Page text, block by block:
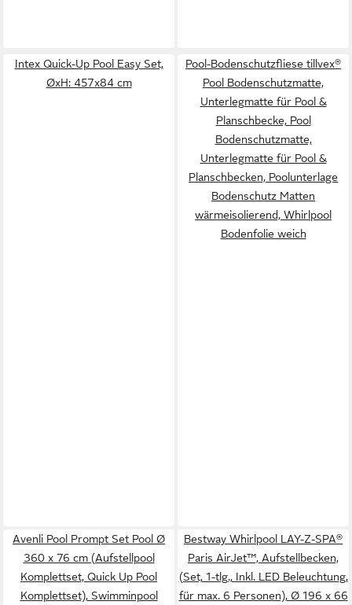
Intex Quick-Up Pool Easy Set,
ØxH: 457x84 cm
Pool-Bodenschutzfliese tillvex®
Pool Bodenschutzmatte,
Unterlegmatte für Pool &
Planschbecke, Pool
Bodenschutzmatte,
Unterlegmatte für Pool &
Planschbecken, Poolunterlage
Bodenschutz Matten
wärmeisolierend, Whirlpool
Bodenfolie weich
Avenli Pool Prompt Set Pool Ø
360 x 76 cm (Aufstellpool
Komplettset, Quick Up Pool
Komplettset), Swimminpool
Bestway Whirlpool LAY-Z-SPA®
Paris AirJet™, Aufstellbecken,
(Set, 1-tlg., Inkl. LED Beleuchtung,
für max. 6 Personen), Ø 196 x 66